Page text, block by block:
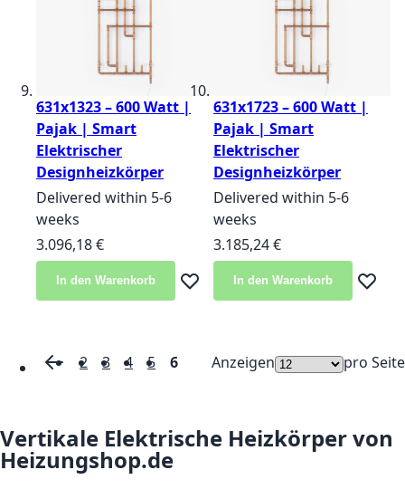
631x1323 – 600 Watt |
Pajak | Smart
Elektrischer
Designheizkörper
Delivered within 5-6
weeks
3.096,18 €
In den Warenkorb Zur Wunschliste hinzufügen
631x1723 – 600 Watt |
Pajak | Smart
Elektrischer
Designheizkörper
Delivered within 5-6
weeks
3.185,24 €
In den Warenkorb Zur
Seite Seite
ZurückSeite
2 Seite
3 Seite
4 Seite
5 Du liest gerade Seite
6 Anzeigen pro Seite
Vertikale Elektrische Heizkörper von
Heizungshop.de